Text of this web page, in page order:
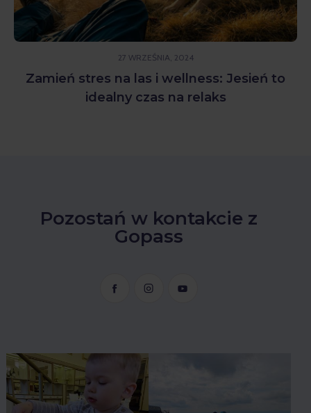
27 WRZEŚNIA, 2024
Zamień stres na las i wellness: Jesień to
idealny czas na relaks
Pozostań w kontakcie z
Gopass